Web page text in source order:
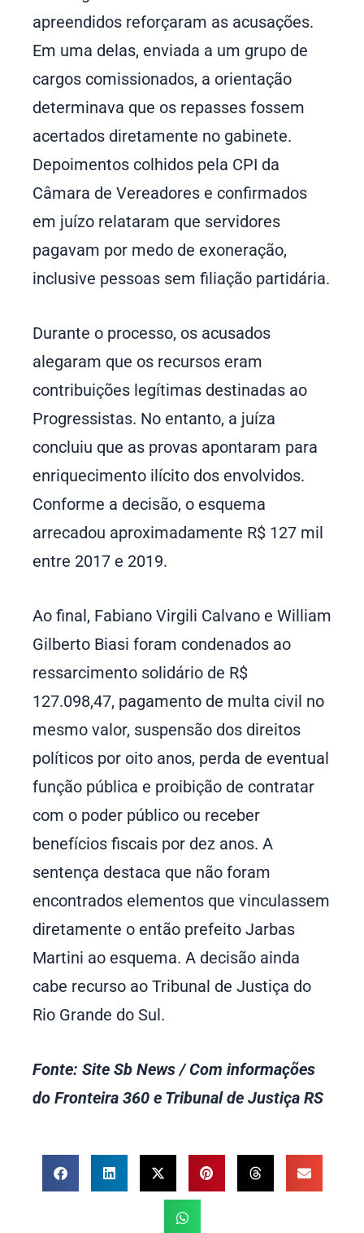
apreendidos reforçaram as acusações.
Em uma delas, enviada a um grupo de
cargos comissionados, a orientação
determinava que os repasses fossem
acertados diretamente no gabinete.
Depoimentos colhidos pela CPI da
Câmara de Vereadores e confirmados
em juízo relataram que servidores
pagavam por medo de exoneração,
inclusive pessoas sem filiação partidária.
Durante o processo, os acusados
alegaram que os recursos eram
contribuições legítimas destinadas ao
Progressistas. No entanto, a juíza
concluiu que as provas apontaram para
enriquecimento ilícito dos envolvidos.
Conforme a decisão, o esquema
arrecadou aproximadamente R$ 127 mil
entre 2017 e 2019.
Ao final, Fabiano Virgili Calvano e William
Gilberto Biasi foram condenados ao
ressarcimento solidário de R$
127.098,47, pagamento de multa civil no
mesmo valor, suspensão dos direitos
políticos por oito anos, perda de eventual
função pública e proibição de contratar
com o poder público ou receber
benefícios fiscais por dez anos. A
sentença destaca que não foram
encontrados elementos que vinculassem
diretamente o então prefeito Jarbas
Martini ao esquema. A decisão ainda
cabe recurso ao Tribunal de Justiça do
Rio Grande do Sul.
Fonte: Site Sb News / Com informações
do Fronteira 360 e Tribunal de Justiça RS